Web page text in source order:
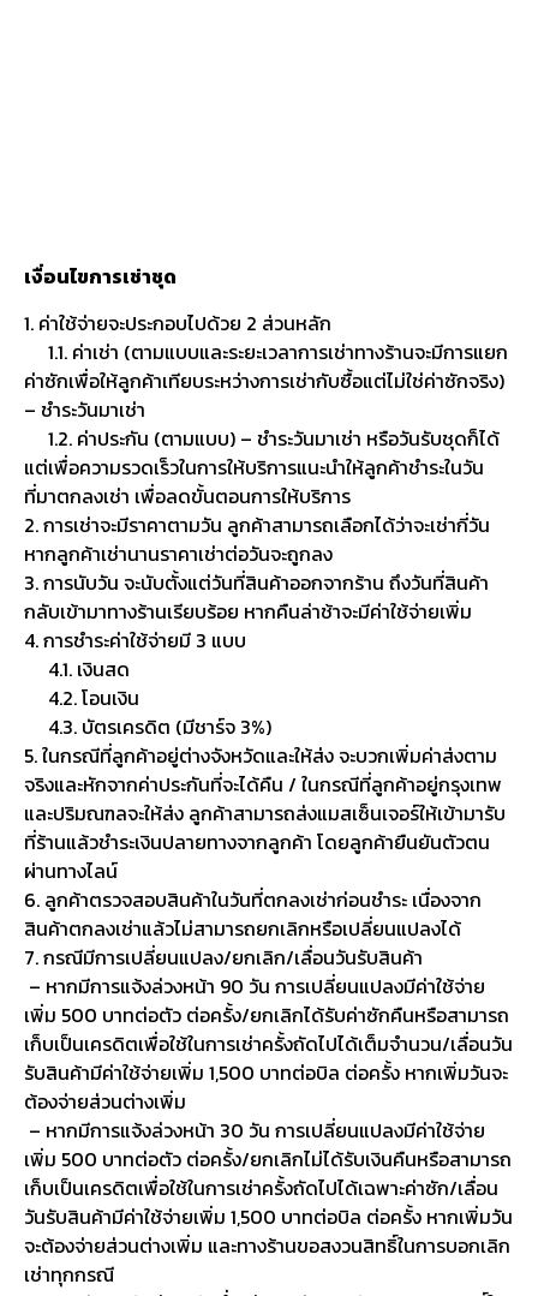
เงื่อนไขการเช่าชุด
1. ค่าใช้จ่ายจะประกอบไปด้วย 2 ส่วนหลัก
1.1. ค่าเช่า (ตามแบบและระยะเวลาการเช่าทางร้านจะมีการแยก
ค่าซักเพื่อให้ลูกค้าเทียบระหว่างการเช่ากับซื้อแต่ไม่ใช่ค่าซักจริง)
– ชำระวันมาเช่า
1.2. ค่าประกัน (ตามแบบ) – ชำระวันมาเช่า หรือวันรับชุดก็ได้
แต่เพื่อความรวดเร็วในการให้บริการแนะนำให้ลูกค้าชำระในวัน
ที่มาตกลงเช่า เพื่อลดขั้นตอนการให้บริการ
2. การเช่าจะมีราคาตามวัน ลูกค้าสามารถเลือกได้ว่าจะเช่ากี่วัน
หากลูกค้าเช่านานราคาเช่าต่อวันจะถูกลง
3. การนับวัน จะนับตั้งแต่วันที่สินค้าออกจากร้าน ถึงวันที่สินค้า
กลับเข้ามาทางร้านเรียบร้อย หากคืนล่าช้าจะมีค่าใช้จ่ายเพิ่ม
4. การชำระค่าใช้จ่ายมี 3 แบบ
4.1. เงินสด
4.2. โอนเงิน
4.3. บัตรเครดิต (มีชาร์จ 3%)
5. ในกรณีที่ลูกค้าอยู่ต่างจังหวัดและให้ส่ง จะบวกเพิ่มค่าส่งตาม
จริงและหักจากค่าประกันที่จะได้คืน / ในกรณีที่ลูกค้าอยู่กรุงเทพ
และปริมณฑลจะให้ส่ง ลูกค้าสามารถส่งแมสเซ็นเจอร์ให้เข้ามารับ
ที่ร้านแล้วชำระเงินปลายทางจากลูกค้า โดยลูกค้ายืนยันตัวตน
ผ่านทางไลน์
6. ลูกค้าตรวจสอบสินค้าในวันที่ตกลงเช่าก่อนชำระ เนื่องจาก
สินค้าตกลงเช่าแล้วไม่สามารถยกเลิกหรือเปลี่ยนแปลงได้
7. กรณีมีการเปลี่ยนแปลง/ยกเลิก/เลื่อนวันรับสินค้า
– หากมีการแจ้งล่วงหน้า 90 วัน การเปลี่ยนแปลงมีค่าใช้จ่าย
เพิ่ม 500 บาทต่อตัว ต่อครั้ง/ยกเลิกได้รับค่าซักคืนหรือสามารถ
เก็บเป็นเครดิตเพื่อใช้ในการเช่าครั้งถัดไปได้เต็มจำนวน/เลื่อนวัน
รับสินค้ามีค่าใช้จ่ายเพิ่ม 1,500 บาทต่อบิล ต่อครั้ง หากเพิ่มวันจะ
ต้องจ่ายส่วนต่างเพิ่ม
– หากมีการแจ้งล่วงหน้า 30 วัน การเปลี่ยนแปลงมีค่าใช้จ่าย
เพิ่ม 500 บาทต่อตัว ต่อครั้ง/ยกเลิกไม่ได้รับเงินคืนหรือสามารถ
เก็บเป็นเครดิตเพื่อใช้ในการเช่าครั้งถัดไปได้เฉพาะค่าซัก/เลื่อน
วันรับสินค้ามีค่าใช้จ่ายเพิ่ม 1,500 บาทต่อบิล ต่อครั้ง หากเพิ่มวัน
จะต้องจ่ายส่วนต่างเพิ่ม และทางร้านขอสงวนสิทธิ์ในการบอกเลิก
เช่าทุกกรณี